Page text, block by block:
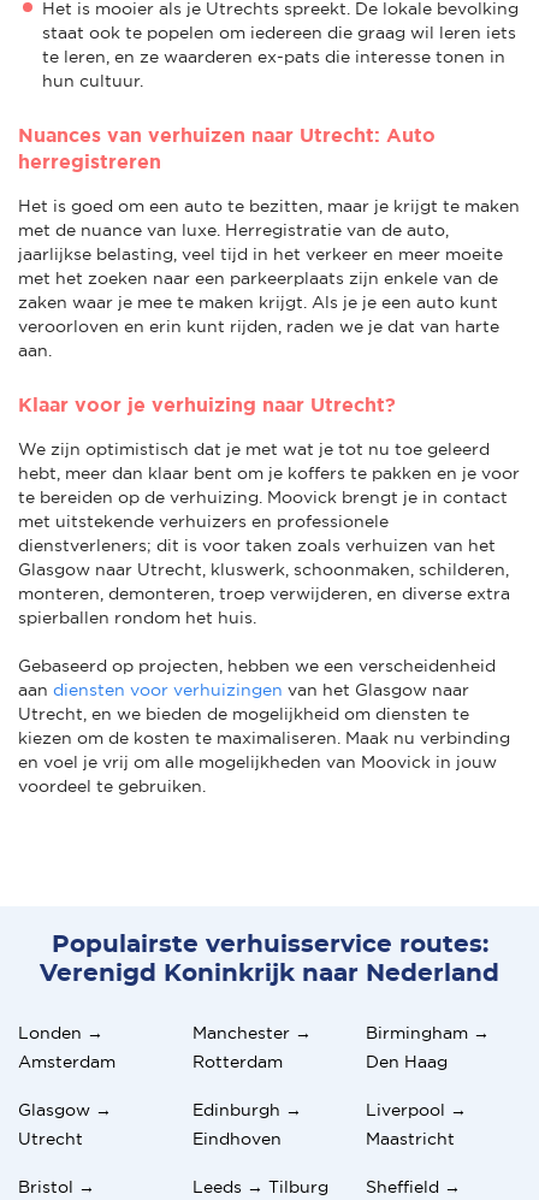
Het is mooier als je Utrechts spreekt. De lokale bevolking
staat ook te popelen om iedereen die graag wil leren iets
te leren, en ze waarderen ex-pats die interesse tonen in
hun cultuur.
Nuances van verhuizen naar Utrecht: Auto
herregistreren
Het is goed om een auto te bezitten, maar je krijgt te maken
met de nuance van luxe. Herregistratie van de auto,
jaarlijkse belasting, veel tijd in het verkeer en meer moeite
met het zoeken naar een parkeerplaats zijn enkele van de
zaken waar je mee te maken krijgt. Als je je een auto kunt
veroorloven en erin kunt rijden, raden we je dat van harte
aan.
Klaar voor je verhuizing naar Utrecht?
We zijn optimistisch dat je met wat je tot nu toe geleerd
hebt, meer dan klaar bent om je koffers te pakken en je voor
te bereiden op de verhuizing. Moovick brengt je in contact
met uitstekende verhuizers en professionele
dienstverleners; dit is voor taken zoals verhuizen van het
Glasgow naar Utrecht, kluswerk, schoonmaken, schilderen,
monteren, demonteren, troep verwijderen, en diverse extra
spierballen rondom het huis.
Gebaseerd op projecten, hebben we een verscheidenheid
aan diensten voor verhuizingen van het Glasgow naar
Utrecht, en we bieden de mogelijkheid om diensten te
kiezen om de kosten te maximaliseren. Maak nu verbinding
en voel je vrij om alle mogelijkheden van Moovick in jouw
voordeel te gebruiken.
Populairste verhuisservice routes:
Verenigd Koninkrijk naar Nederland
Londen →
Amsterdam
Manchester →
Rotterdam
Birmingham →
Den Haag
Glasgow →
Utrecht
Edinburgh →
Eindhoven
Liverpool →
Maastricht
Bristol →
Leeds → Tilburg
Sheffield →